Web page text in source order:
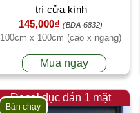
trí cửa kính
145,000₫ (BDA-6832)
100cm x 100cm (cao x ngang)
Mua ngay
Decal đục dán 1 mặt
Bán chạy